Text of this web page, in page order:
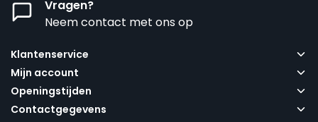
Vragen?
Neem contact met ons op
Klantenservice
Mijn account
Openingstijden
Contactgegevens